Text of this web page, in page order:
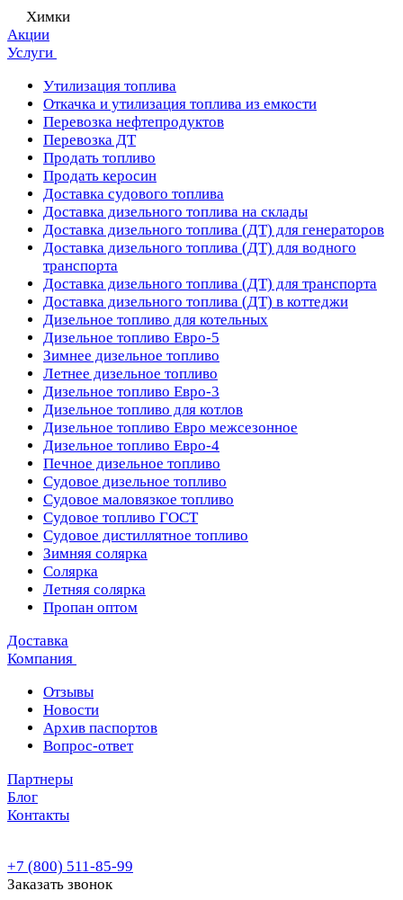
Химки
Акции
Услуги
Утилизация топлива
Откачка и утилизация топлива из емкости
Перевозка нефтепродуктов
Перевозка ДТ
Продать топливо
Продать керосин
Доставка судового топлива
Доставка дизельного топлива на склады
Доставка дизельного топлива (ДТ) для генераторов
Доставка дизельного топлива (ДТ) для водного
транспорта
Доставка дизельного топлива (ДТ) для транспорта
Доставка дизельного топлива (ДТ) в коттеджи
Дизельное топливо для котельных
Дизельное топливо Евро-5
Зимнее дизельное топливо
Летнее дизельное топливо
Дизельное топливо Евро-3
Дизельное топливо для котлов
Дизельное топливо Евро межсезонное
Дизельное топливо Евро-4
Печное дизельное топливо
Судовое дизельное топливо
Судовое маловязкое топливо
Судовое топливо ГОСТ
Судовое дистиллятное топливо
Зимняя солярка
Солярка
Летняя солярка
Пропан оптом
Доставка
Компания
Отзывы
Новости
Архив паспортов
Вопрос-ответ
Партнеры
Блог
Контакты
+7 (800) 511-85-99
Заказать звонок